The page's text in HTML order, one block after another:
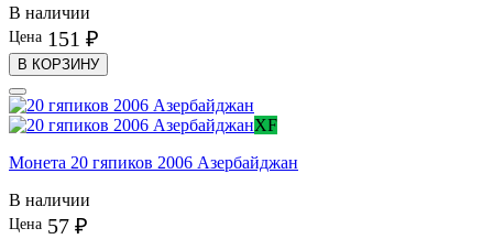
В наличии
Цена 151 ₽
В КОРЗИНУ
XF
Монета 20 гяпиков 2006 Азербайджан
В наличии
Цена 57 ₽